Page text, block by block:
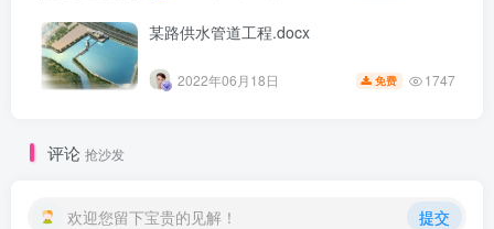
第6页 / 共8页
某路供水管道工程.docx
2022年06月18日 免费 1747
评论 抢沙发
欢迎您留下宝贵的见解！ 提交